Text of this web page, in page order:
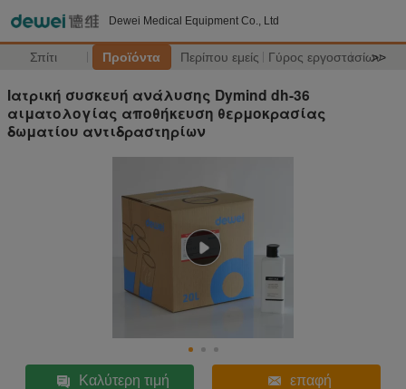
Dewei Medical Equipment Co., Ltd
Σπίτι Προϊόντα Περίπου εμείς Γύρος εργοστασίων
>>
Ιατρική συσκευή ανάλυσης Dymind dh-36
αιματολογίας αποθήκευση θερμοκρασίας
δωματίου αντιδραστηρίων
Καλύτερη τιμή επαφή